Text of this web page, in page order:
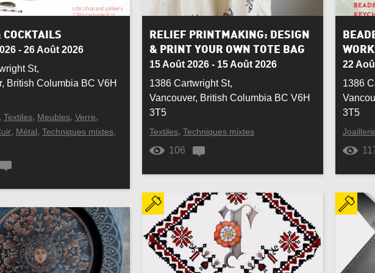
Religieux
Collier
Cuisine
Décoration intérieure
Fer forgé Fimo
Gravure
autochtone Ivoire
Marbre
Œuvre architecturale Or
COCKTAILS
- 26 Août 2026
St,
British Columbia BC V6H
, Textiles, Meubles, Verre,
, Métal, Techniques mixtes,
RELIEF PRINTMAKING: DESIGN
& PRINT YOUR OWN TOTE BAG
15 Août 2026 - 15 Août 2026
1386 Cartwright St,
Vancouver, British Columbia BC V6H
3T5
Textiles, Techniques mixtes
106
22
1386
3T5